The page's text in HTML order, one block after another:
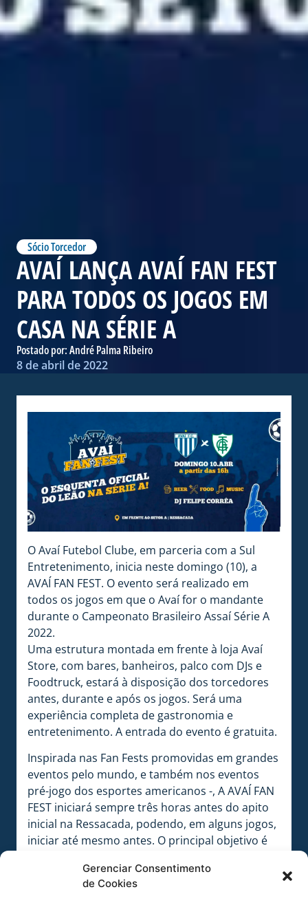
Gerenciar Consentimento
de Cookies
Sócio Torcedor
AVAÍ LANÇA AVAÍ FAN FEST
PARA TODOS OS JOGOS EM
CASA NA SÉRIE A
Postado por:André Palma Ribeiro
8 de abril de 2022
O Avaí Futebol Clube, em parceria com a Sul
Entretenimento, inicia neste domingo (10), a
AVAÍ FAN FEST. O evento será realizado em
todos os jogos em que o Avaí for o mandante
durante o Campeonato Brasileiro Assaí Série A
2022.
Uma estrutura montada em frente à loja Avaí
Store, com bares, banheiros, palco com DJs e
Foodtruck, estará à disposição dos torcedores
antes, durante e após os jogos. Será uma
experiência completa de gastronomia e
entretenimento. A entrada do evento é gratuita.
Inspirada nas Fan Fests promovidas em grandes
eventos pelo mundo, e também nos eventos
pré-jogo dos esportes americanos -, A AVAÍ FAN
FEST iniciará sempre três horas antes do apito
inicial na Ressacada, podendo, em alguns jogos,
iniciar até mesmo antes. O principal objetivo é
serviços, propondo que o torcedor chegue mais
cedo ao estádio.